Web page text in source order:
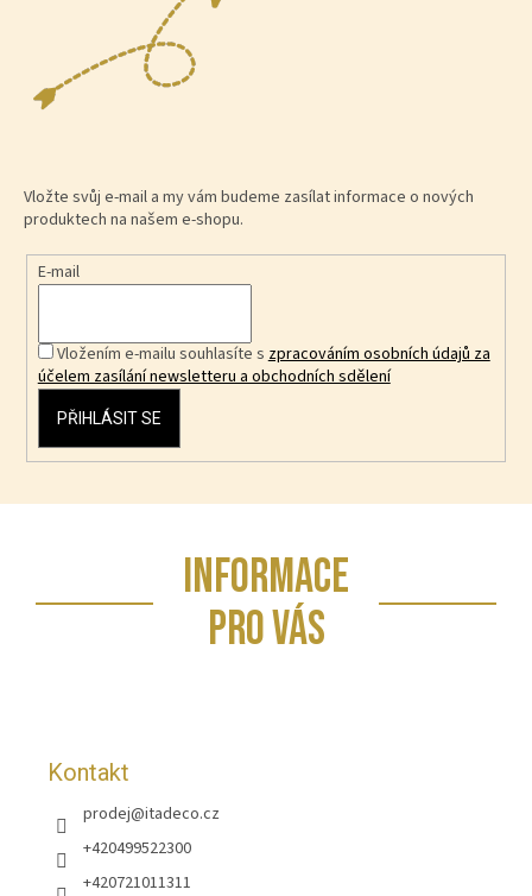
Vložte svůj e-mail a my vám budeme zasílat informace o nových
produktech na našem e-shopu.
E-mail
Vložením e-mailu souhlasíte szpracováním osobních údajů za
účelem zasílání newsletteru a obchodních sdělení
PŘIHLÁSIT SE
INFORMACE
PRO VÁS
Kontakt
prodej@itadeco.cz
+420499522300
+420721011311